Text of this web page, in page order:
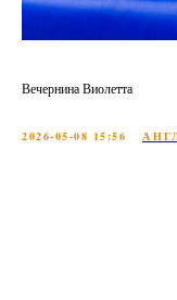
Вечернина Виолетта
2026-05-08 15:56